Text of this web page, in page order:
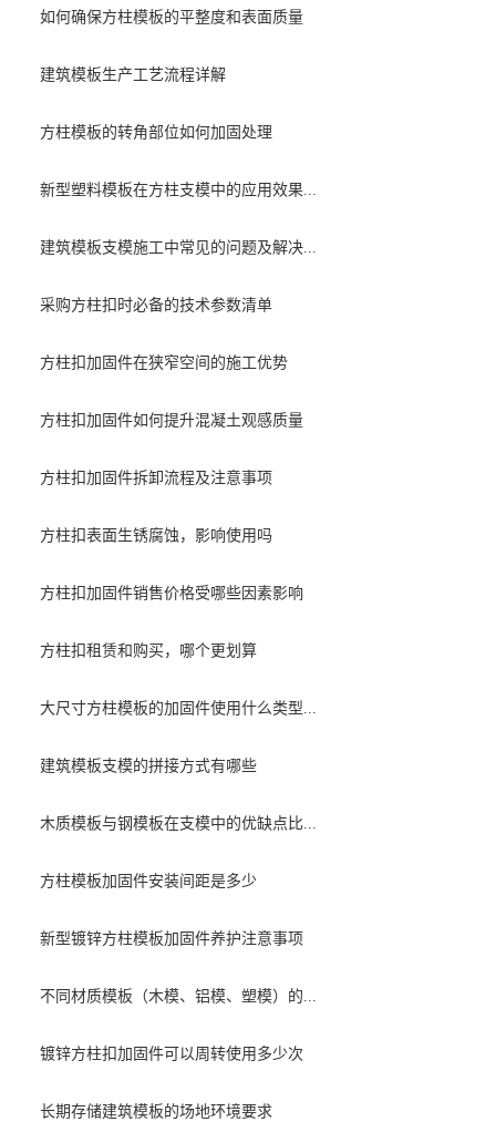
如何确保方柱模板的平整度和表面质量
建筑模板生产工艺流程详解
方柱模板的转角部位如何加固处理
新型塑料模板在方柱支模中的应用效果...
建筑模板支模施工中常见的问题及解决...
采购方柱扣时必备的技术参数清单
方柱扣加固件在狭窄空间的施工优势
方柱扣加固件如何提升混凝土观感质量
方柱扣加固件拆卸流程及注意事项
方柱扣表面生锈腐蚀，影响使用吗
方柱扣加固件销售价格受哪些因素影响
方柱扣租赁和购买，哪个更划算
大尺寸方柱模板的加固件使用什么类型...
建筑模板支模的拼接方式有哪些
木质模板与钢模板在支模中的优缺点比...
方柱模板加固件安装间距是多少
新型镀锌方柱模板加固件养护注意事项
不同材质模板（木模、铝模、塑模）的...
镀锌方柱扣加固件可以周转使用多少次
长期存储建筑模板的场地环境要求